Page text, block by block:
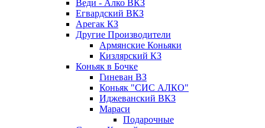
Веди - Алко ВКЗ
Егвардский ВКЗ
Арегак КЗ
Другие Производители
Армянские Коньяки
Кизлярский КЗ
Коньяк в Бочке
Гиневан ВЗ
Коньяк "СИС АЛКО"
Иджеванский ВКЗ
Мараси
Подарочные